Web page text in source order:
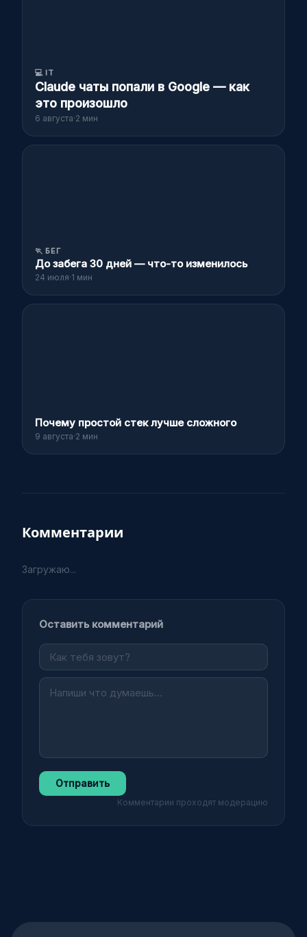
💻 IT
Claude чаты попали в Google — как
это произошло
6 августа·2 мин
🏃 БЕГ
До забега 30 дней — что-то изменилось
24 июля·1 мин
Почему простой стек лучше сложного
9 августа·2 мин
Комментарии
Загружаю...
Оставить комментарий
Отправить
Комментарии проходят модерацию